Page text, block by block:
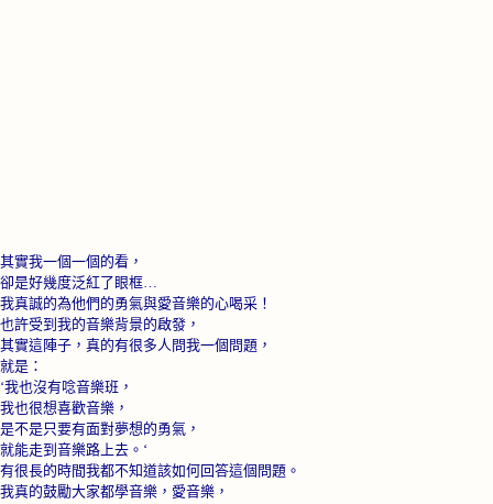
其實我一個一個的看，
卻是好幾度泛紅了眼框…
我真誠的為他們的勇氣與愛音樂的心喝采！
也許受到我的音樂背景的啟發，
其實這陣子，真的有很多人問我一個問題，
就是：
‘我也沒有唸音樂班，
我也很想喜歡音樂，
是不是只要有面對夢想的勇氣，
就能走到音樂路上去。‘
有很長的時間我都不知道該如何回答這個問題。
我真的鼓勵大家都學音樂，愛音樂，